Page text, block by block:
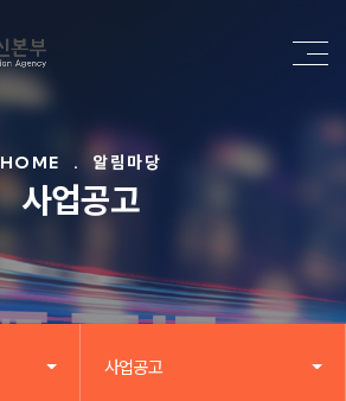
HOME . 알림마당
사업공고
사업공고